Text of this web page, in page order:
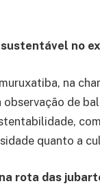
no
na
de
quanto a
rota das